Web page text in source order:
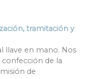
tramitación y
llave en mano. Nos
de la
de